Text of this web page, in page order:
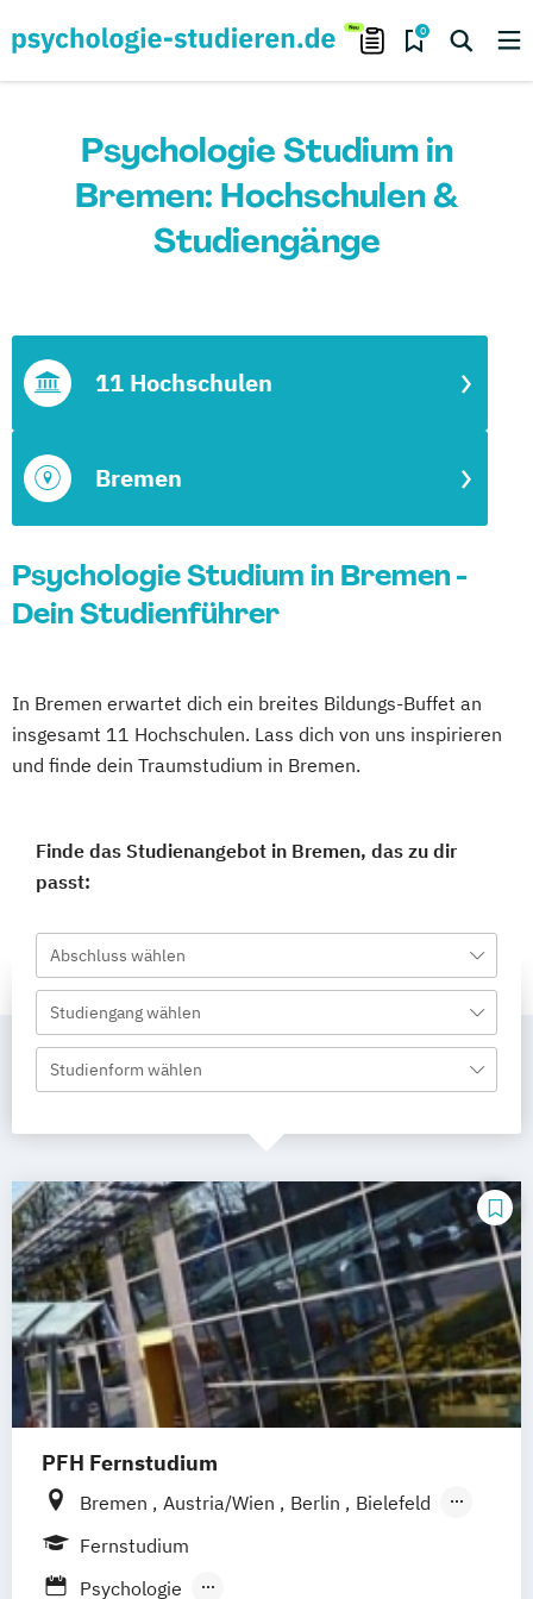
0
Psychologie Studium in
Bremen: Hochschulen &
Studiengänge
Bremen
11 Hochschulen
Psychologie Studium in Bremen -
Dein Studienführer
In Bremen erwartet dich ein breites Bildungs-Buffet an
insgesamt 11 Hochschulen. Lass dich von uns inspirieren
und finde dein Traumstudium in Bremen.
Finde das Studienangebot in Bremen, das zu dir
passt:
Abschluss wählen
Studiengang wählen
Studienform wählen
PFH Fernstudium
Bremen Austria/Wien Berlin
Bielefeld
Dortmund
Fernstudium
Psychologie